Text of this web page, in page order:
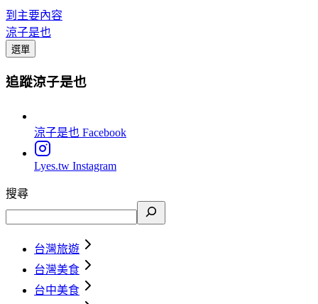
到主要內容
涼子是也
選單
追蹤涼子是也
涼子是也 Facebook
Lyes.tw Instagram
搜尋
台灣旅遊
台灣美食
台中美食